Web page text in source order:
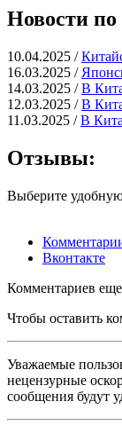
Новости по
10.04.2025 /
16.03.2025 /
14.03.2025 /В
12.03.2025 /В
11.03.2025 /В
Отзывы:
Выберите
Вконтакте
Комментариев
Чтобы оставить
Уважаемые
нецензурные
сообщения будут